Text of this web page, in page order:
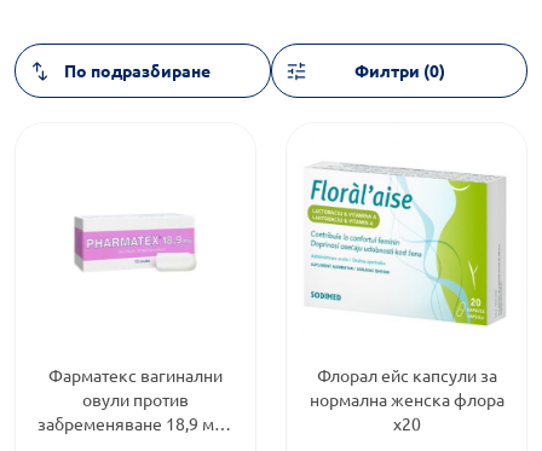
Филтри (0)
Фарматекс вагинални
овули против
забременяване 18,9 мг х
Флорал ейс капсули за
нормална женска флора
х20